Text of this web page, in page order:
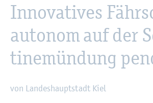
In­no­va­ti­ves
au­to­nom auf der
ti­ne­mün­dung
von Lan­des­haupt­stadt Kiel